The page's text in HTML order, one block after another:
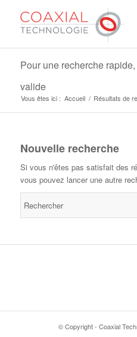
Pour une recherche
valide
Vous êtes ici : Accueil / Résultats de
Nouvelle recherche
Si vous n'êtes pas satisfait des
vous pouvez lancer une autre
© Copyright - Coaxial